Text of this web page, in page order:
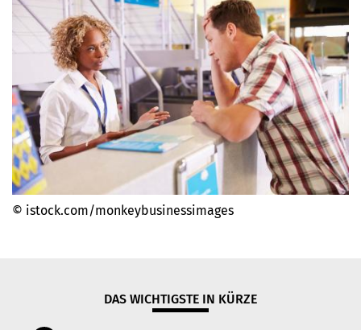
© istock.com/monkeybusinessimages
DAS WICHTIGSTE IN KÜRZE